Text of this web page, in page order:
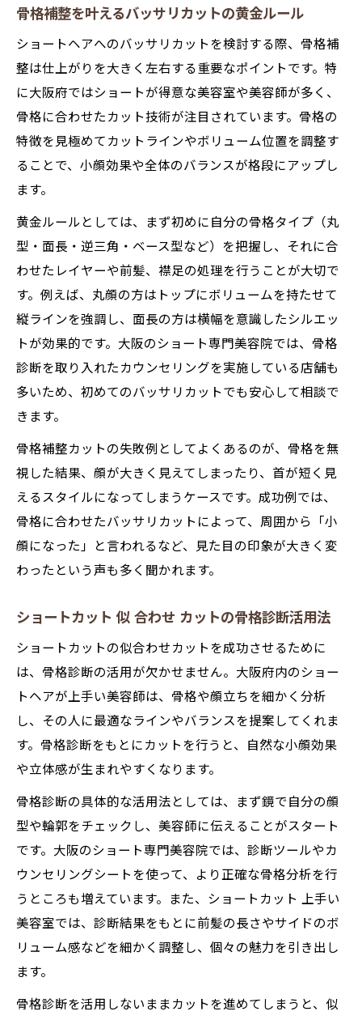
骨格補整を叶えるバッサリカットの黄金ルール
ショートヘアへのバッサリカットを検討する際、骨格補
整は仕上がりを大きく左右する重要なポイントです。特
に大阪府ではショートが得意な美容室や美容師が多く、
骨格に合わせたカット技術が注目されています。骨格の
特徴を見極めてカットラインやボリューム位置を調整す
ることで、小顔効果や全体のバランスが格段にアップし
ます。
黄金ルールとしては、まず初めに自分の骨格タイプ（丸
型・面長・逆三角・ベース型など）を把握し、それに合
わせたレイヤーや前髪、襟足の処理を行うことが大切で
す。例えば、丸顔の方はトップにボリュームを持たせて
縦ラインを強調し、面長の方は横幅を意識したシルエッ
トが効果的です。大阪のショート専門美容院では、骨格
診断を取り入れたカウンセリングを実施している店舗も
多いため、初めてのバッサリカットでも安心して相談で
きます。
骨格補整カットの失敗例としてよくあるのが、骨格を無
視した結果、顔が大きく見えてしまったり、首が短く見
えるスタイルになってしまうケースです。成功例では、
骨格に合わせたバッサリカットによって、周囲から「小
顔になった」と言われるなど、見た目の印象が大きく変
わったという声も多く聞かれます。
ショートカット 似 合わせ カットの骨格診断活用法
ショートカットの似合わせカットを成功させるために
は、骨格診断の活用が欠かせません。大阪府内のショー
トヘアが上手い美容師は、骨格や顔立ちを細かく分析
し、その人に最適なラインやバランスを提案してくれま
す。骨格診断をもとにカットを行うと、自然な小顔効果
や立体感が生まれやすくなります。
骨格診断の具体的な活用法としては、まず鏡で自分の顔
型や輪郭をチェックし、美容師に伝えることがスタート
です。大阪のショート専門美容院では、診断ツールやカ
ウンセリングシートを使って、より正確な骨格分析を行
うところも増えています。また、ショートカット 上手い
美容室では、診断結果をもとに前髪の長さやサイドのボ
リューム感などを細かく調整し、個々の魅力を引き出し
ます。
骨格診断を活用しないままカットを進めてしまうと、似